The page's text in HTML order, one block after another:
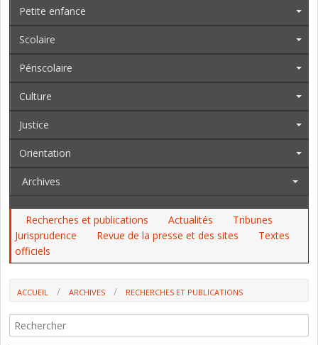
Petite enfance
Scolaire
Périscolaire
Culture
Justice
Orientation
Archives
Recherches et publications Actualités
Tribunes
Jurisprudence
Revue de la presse et des sites
Textes
officiels
ACCUEIL ARCHIVES
RECHERCHES ET PUBLICATIONS
L'ACCOMPAGNEMENT INDIVIDUALISÉ DES ÉLÈVES (DOSSIER DE VEILLE DE
L'IFE)